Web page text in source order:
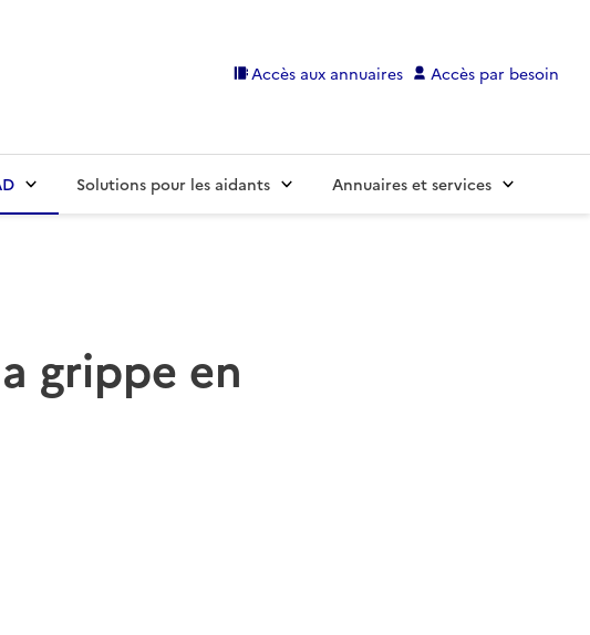
Accès aux annuaires Accès par besoin
Solutions pour les aidants Annuaires et services
grippe en